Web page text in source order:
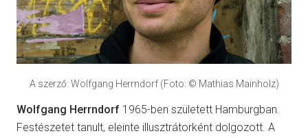
A szerző: Wolfgang Herrndorf (Foto: © Mathias Mainholz)
Wolfgang Herrndorf 1965-ben született Hamburgban.
Festészetet tanult, eleinte illusztrátorként dolgozott. A